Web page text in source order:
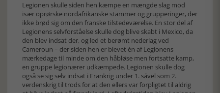
Legionen skulle siden hen kæmpe en mængde slag mod
især oprørske nordafrikanske stammer og grupperinger, der
ikke brød sig om den franske tilstedeværelse. En stor del af
Legionens selvforståelse skulle dog blive skabt i Mexico, da
den blev indsat der, og led et berømt nederlag ved
Cameroun – der siden hen er blevet én af Legionens
mærkedage til minde om den håbløse men fortsatte kamp,
en gruppe legionærer udkæmpede. Legionen skulle dog
også se sig selv indsat i Frankrig under 1. såvel som 2.
verdenskrig til trods for at den ellers var forpligtet til aldrig